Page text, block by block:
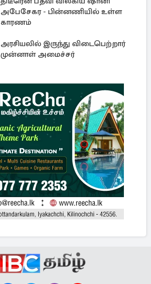
அபேசேகர - பின்னணியில் உள்ள
காரணம்
அரசியலில் இருந்து விடைபெற்றார்
முன்னாள் அமைச்சர்